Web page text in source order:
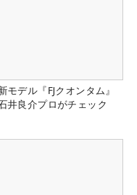
モデル『FJクオンタム』
井良介プロがチェック